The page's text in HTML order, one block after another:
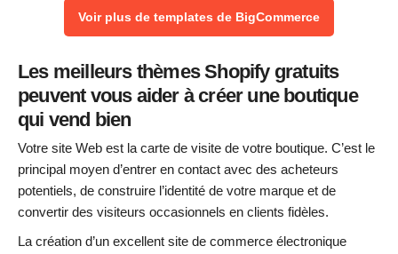
Voir plus de templates de BigCommerce
Les meilleurs thèmes Shopify gratuits
peuvent vous aider à créer une boutique
qui vend bien
Votre site Web est la carte de visite de votre boutique. C’est le
principal moyen d’entrer en contact avec des acheteurs
potentiels, de construire l’identité de votre marque et de
convertir des visiteurs occasionnels en clients fidèles.
La création d’un excellent site de commerce électronique